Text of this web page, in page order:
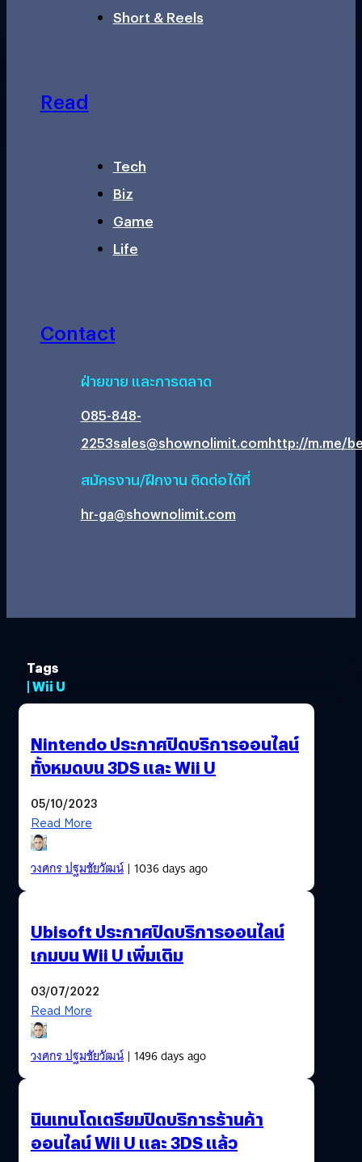
Short & Reels
Read
Tech
Biz
Game
Life
Contact
ฝ่ายขาย และการตลาด
085-848-
2253sales@shownolimit.comhttp://m.me/
สมัครงาน/ฝึกงาน ติดต่อได้ที่
hr-ga@shownolimit.com
Tags
| Wii U
Nintendo ประกาศปิดบริการออนไลน์
ทั้งหมดบน 3DS และ Wii U
05/10/2023
Read More
วงศกร ปฐมชัยวัฒน์| 1036 days ago
Ubisoft ประกาศปิดบริการออนไลน์
เกมบน Wii U เพิ่มเติม
03/07/2022
Read More
วงศกร ปฐมชัยวัฒน์| 1496 days ago
นินเทนโดเตรียมปิดบริการร้านค้า
ออนไลน์ Wii U และ 3DS แล้ว